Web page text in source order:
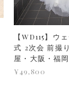
【WD115】ウ
式 2次会 前撮
屋・大阪・福岡
¥49,800